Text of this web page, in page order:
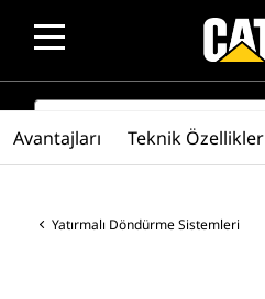
SEARCH
Yatırmalı Döndürme Sistemleri
Avantajları Teknik Özellikler